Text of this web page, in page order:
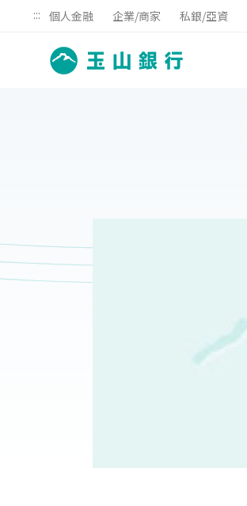
::: 個人金融 企業/商家 私銀/亞資